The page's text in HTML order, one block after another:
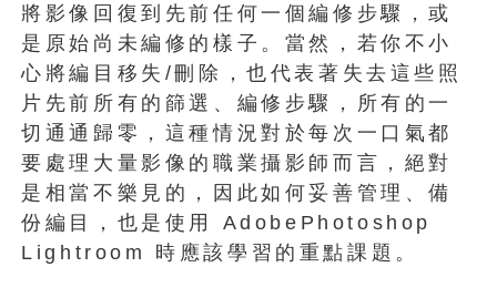
將影像回復到先前任何一個編修步驟，或
是原始尚未編修的樣子。當然，若你不小
心將編目移失/刪除，也代表著失去這些照
片先前所有的篩選、編修步驟，所有的一
切通通歸零，這種情況對於每次一口氣都
要處理大量影像的職業攝影師而言，絕對
是相當不樂見的，因此如何妥善管理、備
份編目，也是使用 AdobePhotoshop
Lightroom 時應該學習的重點課題。